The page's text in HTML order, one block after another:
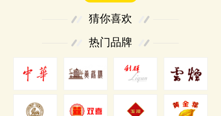
猜你喜欢
热门品牌